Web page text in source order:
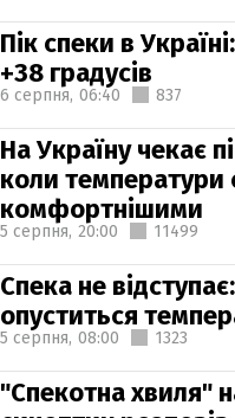
Пік спеки в
+38 градусів
6 серпня, 06:40 837
На Україну чекає
коли температури
комфортнішими
5 серпня, 20:00 11499
Спека не
опуститься
5 серпня, 08:00 1323
"Спекотна хвиля"